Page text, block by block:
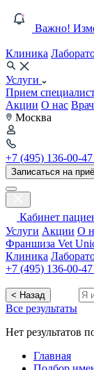
Важно!
Клиника
Услуги
Прием
Акции О нас
Москва
+7 (495) 136-00-
Записаться на
Кабинет
Услуги Акции О
Франшиза Vet
Клиника
+7 (495) 136-00-
< Назад
Все результаты
Нет результатов
Главная